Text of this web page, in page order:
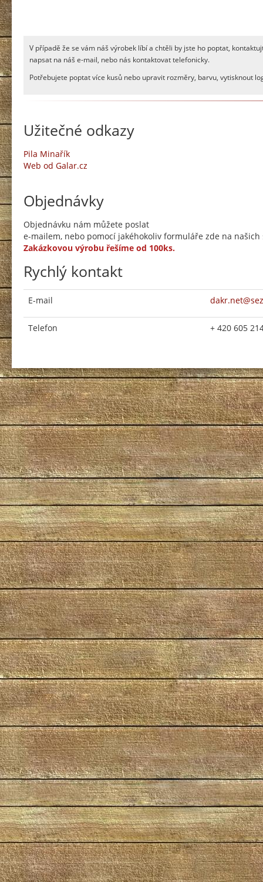
V případě že se vám náš výrobek líbí a chtěli by jste ho poptat,
napsat na náš e-mail, nebo nás kontaktovat telefonicky.
Potřebujete poptat více kusů nebo upravit rozměry, barvu, vytisknout
Užitečné odkazy
Pila Minařík
Web od Galar.cz
Objednávky
Objednávku nám můžete poslat
e-mailem, nebo pomocí jakéhokoliv formuláře zde na
Zakázkovou výrobu řešíme od 100ks.
Rychlý kontakt
E-mail
Telefon + 420 605